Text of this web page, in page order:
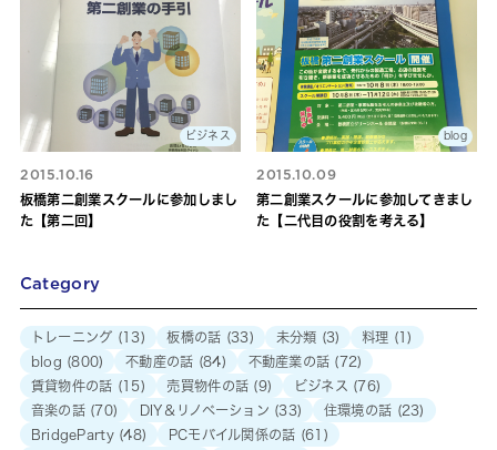
ビジネス
2015.10.16
板橋第二創業スクールに参加しまし
た【第二回】
blog
2015.10.09
第二創業スクールに参加してきまし
た【二代目の役割を考える】
Category
トレーニング (13) 板橋の話 (33) 未分類 (3) 料理 (1)
blog (800) 不動産の話 (84) 不動産業の話 (72)
賃貸物件の話 (15) 売買物件の話 (9) ビジネス (76)
音楽の話(70) DIY＆リノベーション (33) 住環境の話 (23)
BridgeParty(48) PCモバイル関係の話 (61)